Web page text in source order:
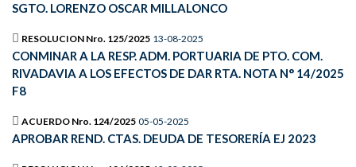
SGTO. LORENZO OSCAR MILLALONCO
RESOLUCION Nro. 125/2025 13-08-2025
CONMINAR A LA RESP. ADM. PORTUARIA DE PTO. COM.
RIVADAVIA A LOS EFECTOS DE DAR RTA. NOTA N° 14/2025
F8
ACUERDO Nro. 124/2025 05-05-2025
APROBAR REND. CTAS. DEUDA DE TESORERÍA EJ 2023